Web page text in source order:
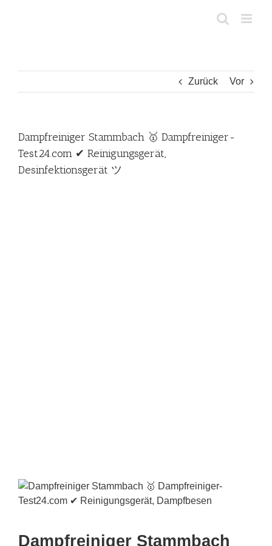
Zurück Vor
Dampfreiniger Stammbach 🥇 Dampfreiniger-
Test24.com ✔ Reinigungsgerät,
Desinfektionsgerät ツ
Dampfreiniger Stammbach